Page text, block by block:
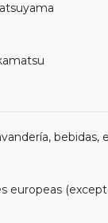
bebidas,
europeas